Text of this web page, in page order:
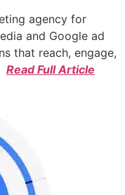
agency for
and Google ad
that reach, engage,
Read Full Article